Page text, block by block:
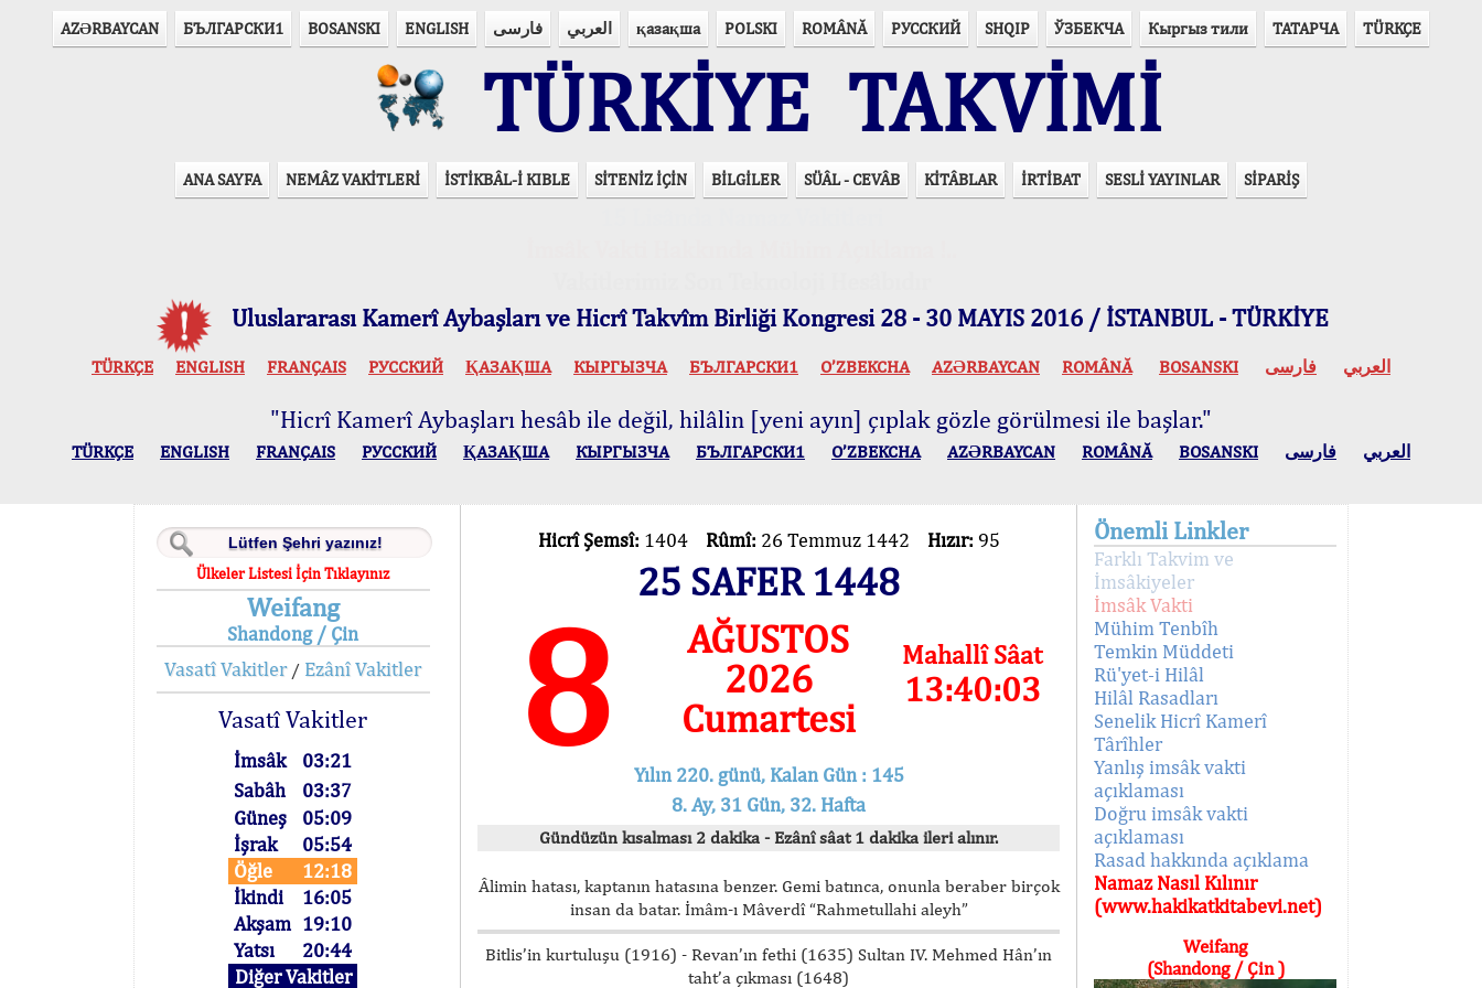
AZӘRBAYCAN БЪЛГАРСКИ1 BOSANSKI ENGLISH فارسی العربي қазақша POLSKI ROMÂNĂ РУССКИЙ SHQIP ЎЗБЕКЧА Кыргыз тили ТАТАРЧА TÜRKÇE
TÜRKİYE TAKVİMİ
ANA SAYFA NEMÂZ VAKİTLERİ İSTİKBÂL-İ KIBLE SİTENİZ İÇİN BİLGİLER SÜÂL - CEVÂB KİTÂBLAR İRTİBAT SESLİ YAYINLAR SİPARİŞ
Uluslararası Kamerî Aybaşları ve Hicrî Takvîm Birliği Kongresi 28 - 30 MAYIS 2016 / İSTANBUL - TÜRKİYE
TÜRKÇE ENGLISH FRANÇAIS РУССКИЙ ҚАЗАҚША КЫPГЫЗЧA БЪЛГАРСКИ1 O’ZBEKCHA AZӘRBAYCAN ROMÂNĂ BOSANSKI العربي فارسی
"Hicrî Kamerî Aybaşları hesâb ile değil, hilâlin [yeni ayın] çıplak gözle görülmesi ile başlar."
TÜRKÇE ENGLISH FRANÇAIS РУССКИЙ ҚАЗАҚША КЫPГЫЗЧA БЪЛГАРСКИ1 O’ZBEKCHA AZӘRBAYCAN ROMÂNĂ BOSANSKI العربي فارسی
Ülkeler Listesi İçin Tıklayınız
Weifang
Shandong / Çin
Vasatî Vakitler/ Ezânî Vakitler
Vasatî Vakitler
İmsâk
03:21
Sabâh
03:37
Güneş
05:09
İşrak
05:54
Öğle
12:18
İkindi
16:05
Akşam 19:10
Yatsı
20:44
Diğer Vakitler
Hicrî Şemsî: 1404 Rûmî: 26 Temmuz 1442 Hızır: 95
25 SAFER 1448
8
AĞUSTOS
2026
Cumartesi
Mahallî Sâat
13:40:03
Yılın 220. günü, Kalan Gün : 145
8. Ay, 31 Gün, 32. Hafta
Gündüzün kısalması 2 dakika - Ezânî sâat 1 dakika ileri alınır.
Âlimin hatası, kaptanın hatasına benzer. Gemi batınca, onunla beraber birçok
insan da batar. İmâm-ı Mâverdî “Rahmetullahi aleyh”
Bitlis’in kurtuluşu (1916) - Revan’ın fethi (1635) Sultan IV. Mehmed Hân’ın
taht’a çıkması (1648)
Önemli Linkler
Farklı Takvim ve
İmsâkiyeler
İmsâk Vakti
Mühim Tenbîh
Temkin Müddeti
Rü'yet-i Hilâl
Hilâl Rasadları
Senelik Hicrî Kamerî
Târîhler
Yanlış imsâk vakti
açıklaması
Doğru imsâk vakti
açıklaması
Rasad hakkında açıklama
Namaz Nasıl Kılınır
(www.hakikatkitabevi.net)
Weifang
(Shandong / Çin )